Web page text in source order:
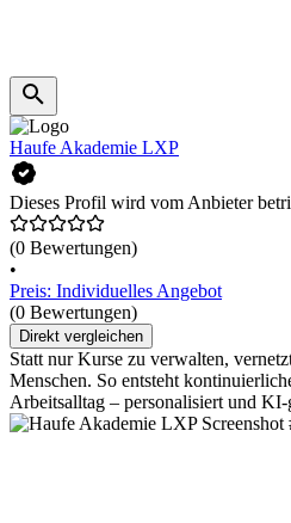
Haufe Akademie LXP
Dieses Profil wird vom Anbieter
(0 Bewertungen)
•
Preis: Individuelles Angebot
(0 Bewertungen)
Direkt vergleichen
Statt nur Kurse zu verwalten,
Menschen. So entsteht
Arbeitsalltag – personalisiert und KI-